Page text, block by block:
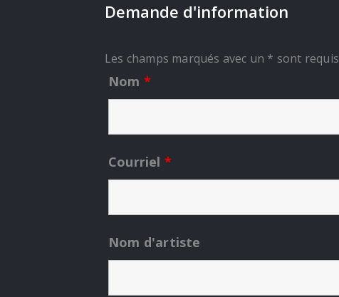
Demande d'information
Les champs marqués avec un * sont requis
Nom *
Courriel *
Nom d'artiste